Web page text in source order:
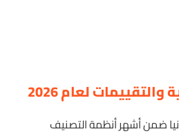
لعام 2026
ضمن أشهر أنظمة التصنيف